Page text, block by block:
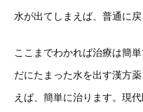
水が出てしまえば、普通に
ここまでわかれば治療は簡
だにたまった水を出す漢方
えば、簡単に治ります。現